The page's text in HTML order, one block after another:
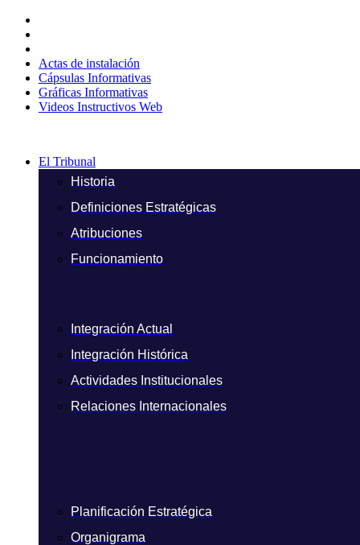
contenido
Actas de instalación
Cápsulas Informativas
Gráficas Informativas
Videos Instructivos Web
El Tribunal
Historia
Definiciones Estratégicas
Atribuciones
Funcionamiento
Integración Actual
Integración Histórica
Actividades Institucionales
Relaciones Internacionales
Planificación Estratégica
Organigrama